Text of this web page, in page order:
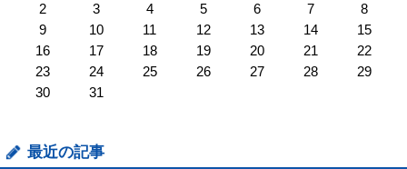
2
3 4 5 6 7
8
9
10 11 12 13 14
15
16
17 18 19 20 21
22
23
24 25 26 27 28
29
30
31
最近の記事